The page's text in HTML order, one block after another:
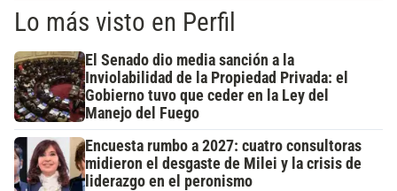
Lo más visto en Perfil
El Senado dio media sanción a la
Inviolabilidad de la Propiedad Privada: el
Gobierno tuvo que ceder en la Ley del
Manejo del Fuego
Encuesta rumbo a 2027: cuatro consultoras
midieron el desgaste de Milei y la crisis de
liderazgo en el peronismo